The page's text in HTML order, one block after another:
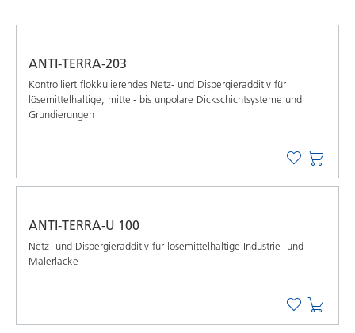
ANTI-TERRA-203
Kontrolliert flokkulierendes Netz- und Dispergieradditiv für
lösemittelhaltige, mittel- bis unpolare Dickschichtsysteme und
Grundierungen
ANTI-TERRA-U 100
Netz- und Dispergieradditiv für lösemittelhaltige Industrie- und
Malerlacke